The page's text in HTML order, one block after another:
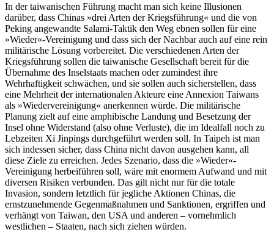
In der taiwanischen Führung macht man sich keine Illusionen
darüber, dass Chinas »drei Arten der Kriegsführung« und die von
Peking angewandte Salami-Taktik den Weg ebnen sollen für eine
»Wieder«-Vereinigung und dass sich der Nachbar auch auf eine rein
militärische Lösung vorbereitet. Die verschiedenen Arten der
Kriegsführung sollen die taiwanische Gesellschaft bereit für die
Übernahme des Inselstaats machen oder zumindest ihre
Wehrhaftigkeit schwä­chen, und sie sollen auch sicherstellen, dass
eine Mehrheit der internationalen Akteure eine Annexion Taiwans
als »Wiedervereinigung« anerkennen würde. Die militärische
Planung zielt auf eine amphibische Landung und Besetzung der
Insel ohne Widerstand (also ohne Verluste), die im Idealfall noch zu
Leb­zeiten Xi Jinpings durchgeführt werden soll. In Tai­peh ist man
sich indessen sicher, dass China nicht davon ausgehen kann, all
diese Ziele zu erreichen. Jedes Szenario, dass die »Wieder«-
Vereinigung her­beiführen soll, wäre mit enormem Aufwand und mit
diversen Risiken ver­bunden. Das gilt nicht nur für die totale
Invasion, sondern letztlich für jegliche Aktio­nen Chinas, die
ernstzunehmende Gegenmaßnahmen und Sanktionen, ergriffen und
verhängt von Taiwan, den USA und anderen – vornehmlich
westlichen – Staaten, nach sich ziehen würden.